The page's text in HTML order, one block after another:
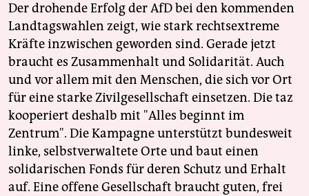
Der drohende Erfolg der AfD bei den kommenden
Landtagswahlen zeigt, wie stark rechtsextreme
Kräfte inzwischen geworden sind. Gerade jetzt
braucht es Zusammenhalt und Solidarität. Auch
und vor allem mit den Menschen, die sich vor Ort
für eine starke Zivilgesellschaft einsetzen. Die taz
kooperiert deshalb mit "Alles beginnt im
Zentrum". Die Kampagne unterstützt bundesweit
linke, selbstverwaltete Orte und baut einen
solidarischen Fonds für deren Schutz und Erhalt
auf. Eine offene Gesellschaft braucht guten, frei